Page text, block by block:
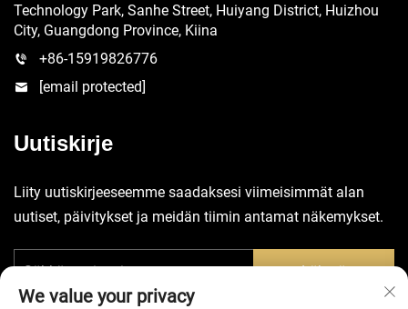
Technology Park, Sanhe Street, Huiyang District, Huizhou
City, Guangdong Province, Kiina
+86-15919826776
[email protected]
Uutiskirje
Liity uutiskirjeeseemme saadaksesi viimeisimmät alan
uutiset, päivitykset ja meidän tiimin antamat näkemykset.
Lähetä
We value your privacy